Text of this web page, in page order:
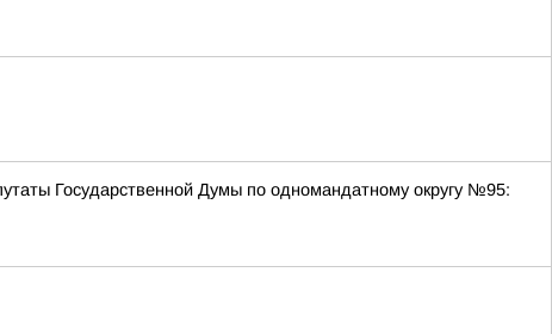
Государственной Думы по одномандатному округу №95: